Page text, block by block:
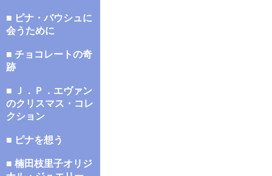
■ ピナ・バウシュに
会うために
■ チョコレートの奇
跡
■ Ｊ．Ｐ．エヴァン
のクリスマス・コレ
クション
■ ピナを想う
■ 楠田枝里子オリジ